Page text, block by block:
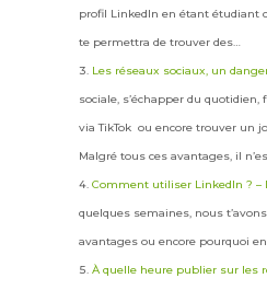
profil LinkedIn en étant étudiant
te permettra de trouver des…
Les réseaux sociaux, un
sociale, s’échapper du
via TikTok ou encore trouver un
Malgré tous ces avantages, il
Comment utiliser LinkedIn ? –
quelques semaines, nous
avantages ou encore pourquoi
À quelle heure publier sur les